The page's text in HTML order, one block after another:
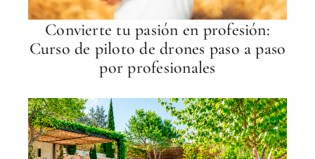
Convierte tu pasión en profesión:
Curso de piloto de drones paso a paso
por profesionales